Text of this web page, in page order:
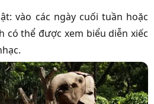
vào các ngày cuối tuần hoặc
có thể được xem biểu diễn xiếc